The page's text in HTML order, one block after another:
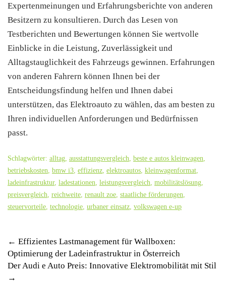
Expertenmeinungen und Erfahrungsberichte von anderen
Besitzern zu konsultieren. Durch das Lesen von
Testberichten und Bewertungen können Sie wertvolle
Einblicke in die Leistung, Zuverlässigkeit und
Alltagstauglichkeit des Fahrzeugs gewinnen. Erfahrungen
von anderen Fahrern können Ihnen bei der
Entscheidungsfindung helfen und Ihnen dabei
unterstützen, das Elektroauto zu wählen, das am besten zu
Ihren individuellen Anforderungen und Bedürfnissen
passt.
Schlagwörter: alltag ausstattungsvergleich beste e autos kleinwagen
betriebskosten bmw i3 effizienz elektroautos kleinwagenformat
ladeinfrastruktur, ladestationen leistungsvergleich mobilitätslösung
preisvergleich reichweite renault zoe staatliche förderungen
steuervorteile technologie urbaner einsatz volkswagen e-up
Post
navigation
← Effizientes Lastmanagement für Wallboxen:
Optimierung der Ladeinfrastruktur in Österreich
Der Audi e Auto Preis: Innovative Elektromobilität mit Stil
→